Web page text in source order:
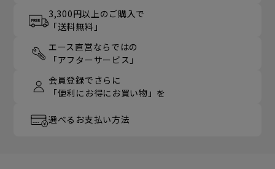
3,300円以上のご購入で
「送料無料」
エース直営ならではの
「アフターサービス」
会員登録でさらに
「便利にお得にお買い物」を
選べるお支払い方法